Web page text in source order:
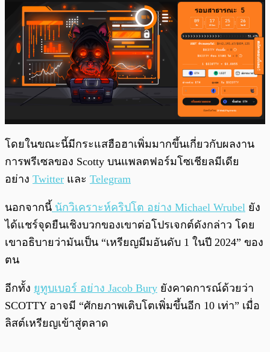
โดยในขณะนี้มีกระแสฮือฮาเพิ่มมากขึ้นเกี่ยวกับผลงาน
การพรีเซลของ Scotty บนแพลตฟอร์มโซเชียลมีเดีย
อย่าง Twitter และ Telegram
นอกจากนี้ นักวิเคราะห์คริปโต อย่าง Michael Wrubel ยัง
ได้แชร์จุดยืนเชิงบวกของเขาต่อโปรเจกต์ดังกล่าว โดย
เขาอธิบายว่ามันเป็น “เหรียญมีมอันดับ 1 ในปี 2024” ของ
ตน
อีกทั้ง ยูทูบเบอร์ อย่าง Jacob Bury ยังคาดการณ์ด้วยว่า
SCOTTY อาจมี “ศักยภาพเติบโตเพิ่มขึ้นอีก 10 เท่า” เมื่อ
ลิสต์เหรียญเข้าสู่ตลาด